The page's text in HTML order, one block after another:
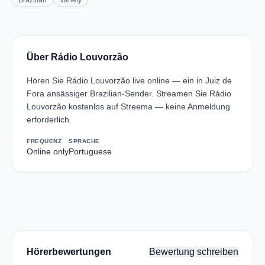
Über Rádio Louvorzão
Hören Sie Rádio Louvorzão live online — ein in Juiz de
Fora ansässiger Brazilian-Sender. Streamen Sie Rádio
Louvorzão kostenlos auf Streema — keine Anmeldung
erforderlich.
FREQUENZ
Online only
SPRACHE
Portuguese
Hörerbewertungen Bewertung schreiben